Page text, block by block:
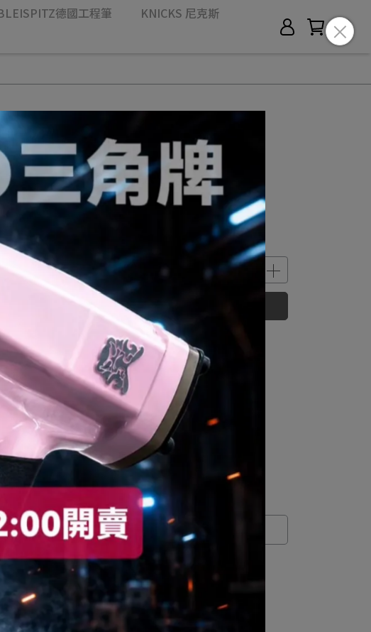
德國工程筆
KNICKS 尼克斯
劑
Shipping Method